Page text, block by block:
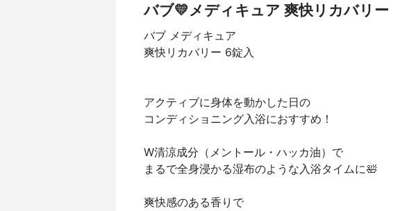
バブ💛メディキュア 爽快リカバリー
バブ メディキュア
爽快リカバリー 6錠入
アクティブに身体を動かした日の
コンディショニング入浴におすすめ！
W清涼成分（メントール・ハッカ油）で
まるで全身浸かる湿布のような入浴タイムに🛀
爽快感のある香りで